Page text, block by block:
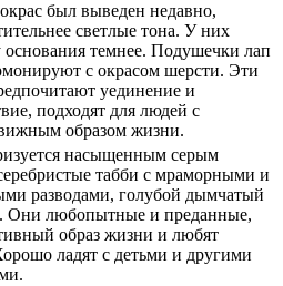
был выведен недавно,
светлые тона. У них
основания темнее. Подушечки лап
с окрасом шерсти. Эти
уединение и
подходят для людей с
образом жизни.
насыщенным серым
табби с мраморными и
разводами, голубой дымчатый
Они любопытные и преданные,
образ жизни и любят
ладят с детьми и другими